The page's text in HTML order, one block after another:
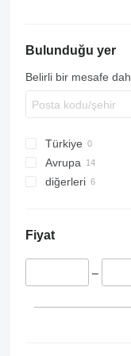
KW
Sprinter
Bulunduğu yer
Belirli bir mesafe
Türkiye
Avrupa
Almanya
diğerleri
Fiyat
–